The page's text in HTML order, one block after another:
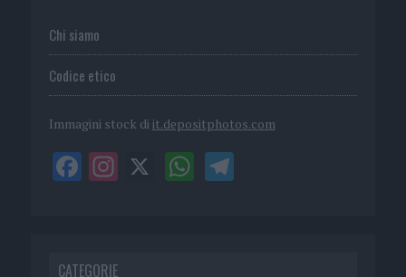
Chi siamo
Codice etico
Immagini stock di it.depositphotos.com
CATEGORIE